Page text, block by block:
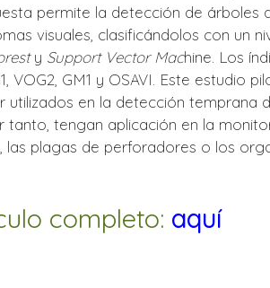
permite la detección de árboles
visuales, clasificándolos con un
y Support Vector Machine. Los
GM1 y OSAVI. Este estudio
utilizados en la detección temprana
tengan aplicación en la
las plagas de perforadores o los
completo: aquí